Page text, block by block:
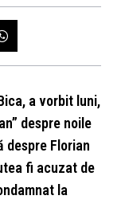
a vorbit luni,
despre noile
despre Florian
fi acuzat de
la